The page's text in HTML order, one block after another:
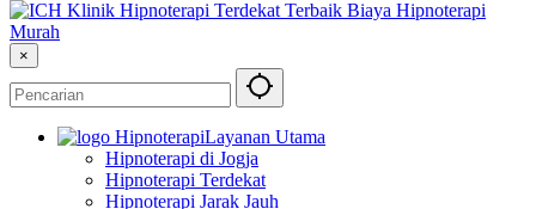
×
Layanan Utama
Hipnoterapi di Jogja
Hipnoterapi Terdekat
Hipnoterapi Jarak Jauh